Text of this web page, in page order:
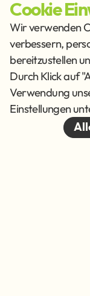
Info
AGB
Cookie
Wir verwenden
verbessern,
bereitzustellen
Durch Klick auf
Verwendung
Einstellungen